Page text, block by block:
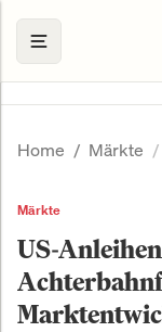
Home Märkte
Märkte
US-